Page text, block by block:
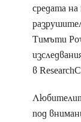
средата
Тимъти
в
под